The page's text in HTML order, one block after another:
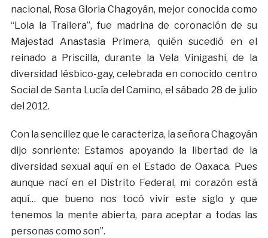
nacional, Rosa Gloria Chagoyán, mejor conocida como
“Lola la Trailera”, fue madrina de coronación de su
Majestad Anastasia Primera, quién sucedió en el
reinado a Priscilla, durante la Vela Vinigashi, de la
diversidad lésbico-gay, celebrada en conocido centro
Social de Santa Lucía del Camino, el sábado 28 de julio
del 2012.
Con la sencillez que le caracteriza, la señora Chagoyán
dijo sonriente: Estamos apoyando la libertad de la
diversidad sexual aquí en el Estado de Oaxaca. Pues
aunque nací en el Distrito Federal, mi corazón está
aquí… que bueno nos tocó vivir este siglo y que
tenemos la mente abierta, para aceptar a todas las
personas como son”.